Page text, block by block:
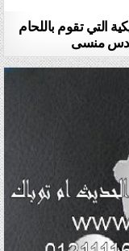
التي تقوم باللحام